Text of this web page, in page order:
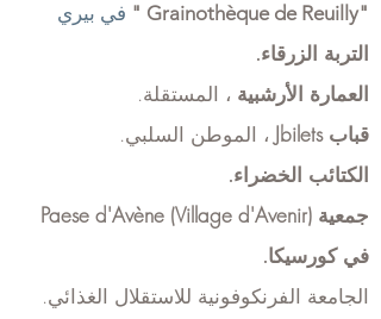
"Grainothèque de Reuilly
" في بيري
التربة الزرقاء.
العمارة الأرشبية ، المستقلة.
قباب Jbilets
، الموطن السلبي.
الكتائب الخضراء.
جمعية
Paese d'Avène (Village d'Avenir)
في كورسيكا.
الجامعة الفرنكوفونية للاستقلال الغذائي.